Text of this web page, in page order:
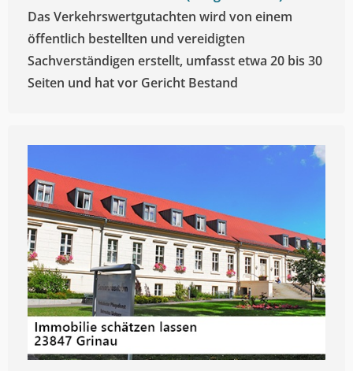
Das Verkehrswertgutachten wird von einem
öffentlich bestellten und vereidigten
Sachverständigen erstellt, umfasst etwa 20 bis 30
Seiten und hat vor Gericht Bestand